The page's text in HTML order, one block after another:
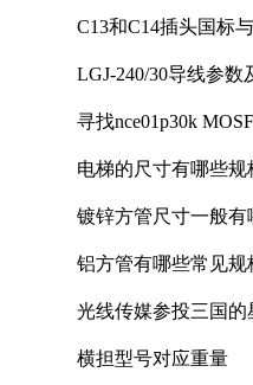
C13和C14插头国标
LGJ-240/30导线参数
寻找nce01p30k
电梯的尺寸有哪些规
镀锌方管尺寸一般有
铝方管有哪些常见规
光线传媒参投三国的
横担型号对应重量